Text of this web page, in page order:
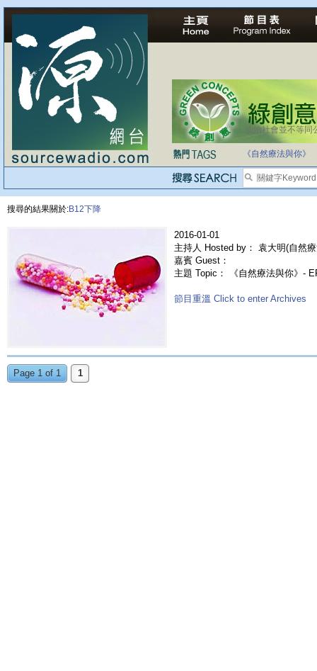
法治社會並不等同
《自然療法與你》
搜尋的結果關於:B12下降
2016-01-01
主持人 Hosted by： 袁大明(自然
嘉賓 Guest：
主題 Topic： 《自然療法與你》-
節目重溫 Click to enter Archives
Page 1 of 1 1